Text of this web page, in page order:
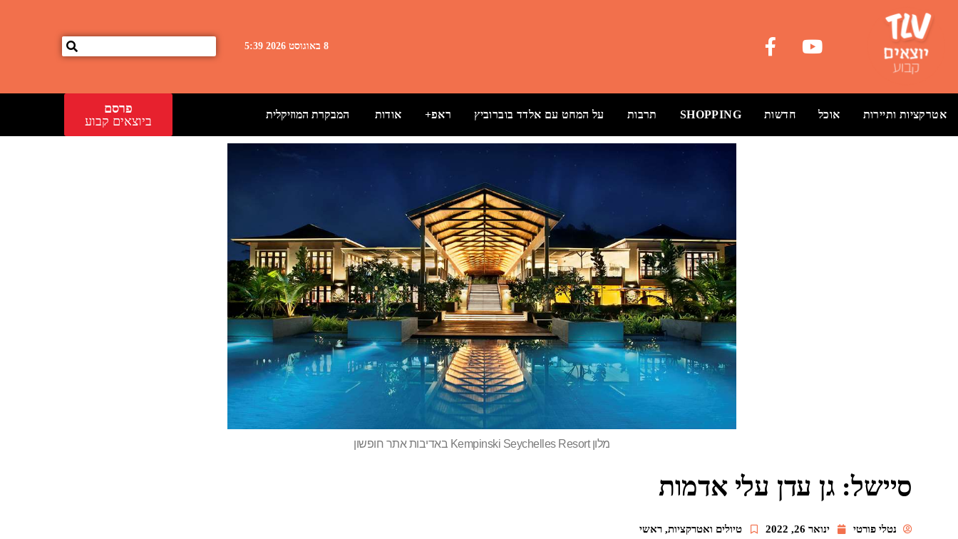
8 באוגוסט 2026 5:39
אטרקציות ותיירות אוכל חדשות SHOPPING תרבות על המחט עם אלדד בוברוביץ ראפ+ אודות המבקרת המוזיקלית
פרסם
ביוצאים קבוע
מלון Kempinski Seychelles Resort באדיבות אתר חופשון
סיישל: גן עדן עלי אדמות
נטלי פורטי ינואר 26, 2022 טיולים ואטרקציות, ראשי